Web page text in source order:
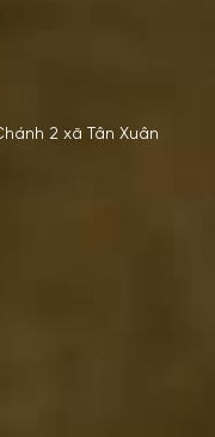
2 xã Tân Xuân